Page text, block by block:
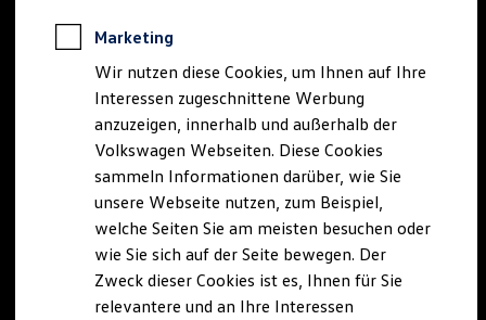
Software, Konnektivität & Apps
California App
VW Connect für Ihren ID. Buzz
VW Connect für Ihren Transporter/Caravelle
VW Connect für Ihren Amarok
VW Connect für andere Modelle
Connect Pro
Fleet Interface Data
Multistop Pathfinder
Übersicht Software Updates
Hilfreiches für Besitzer
Fahrerassistenz- und Sicherheitssysteme
Kontrollleuchten
Kurzfahrprofile und Ölverdünnung
Marketing
Wir nutzen diese Cookies, um Ihnen auf Ihre
Interessen zugeschnittene Werbung
anzuzeigen, innerhalb und außerhalb der
Volkswagen Webseiten. Diese Cookies
sammeln Informationen darüber, wie Sie
unsere Webseite nutzen, zum Beispiel,
welche Seiten Sie am meisten besuchen oder
wie Sie sich auf der Seite bewegen. Der
Zweck dieser Cookies ist es, Ihnen für Sie
relevantere und an Ihre Interessen